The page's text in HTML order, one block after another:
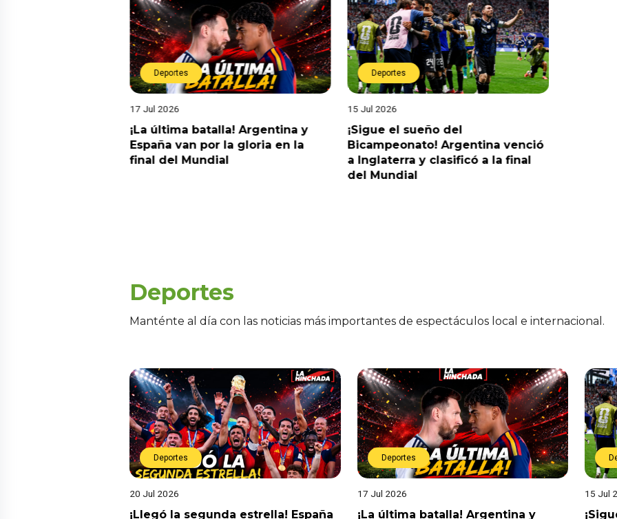
Deportes
17 Jul 2026
¡La última batalla! Argentina y
España van por la gloria en la
final del Mundial
Deportes
15 Jul 2026
¡Sigue el sueño del
Bicampeonato! Argentina venció
a Inglaterra y clasificó a la final
del Mundial
Deportes
Manténte al día con las noticias más importantes de espectáculos local e internacional.
Deportes
20 Jul 2026
¡Llegó la segunda estrella! España
Deportes
17 Jul 2026
¡La última batalla! Argentina y
15 Jul